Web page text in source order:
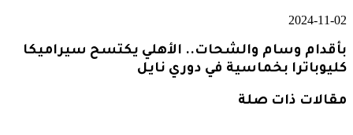
2024-11-02
بأقدام وسام والشحات.. الأهلي يكتسح سيراميكا
كليوباترا بخماسية في دوري نايل
مقالات ذات صلة